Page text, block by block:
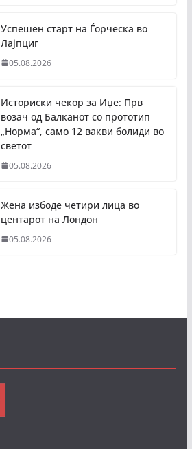
Успешен старт на Ѓорческа во
Лајпциг
05.08.2026
Историски чекор за Иџе: Прв
возач од Балканот со прототип
„Норма“, само 12 вакви болиди во
светот
05.08.2026
Жена избоде четири лица во
центарот на Лондон
05.08.2026